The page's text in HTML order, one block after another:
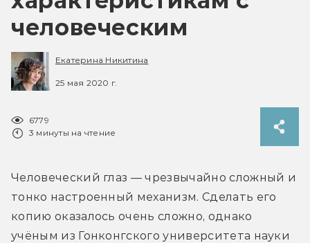
человеческим
Екатерина Никитина
25 мая 2020 г.
6779
3 минуты на чтение
Человеческий глаз — чрезвычайно сложный и
тонко настроенный механизм. Сделать его
копию оказалось очень сложно, однако
учёным из Гонконгского университета науки